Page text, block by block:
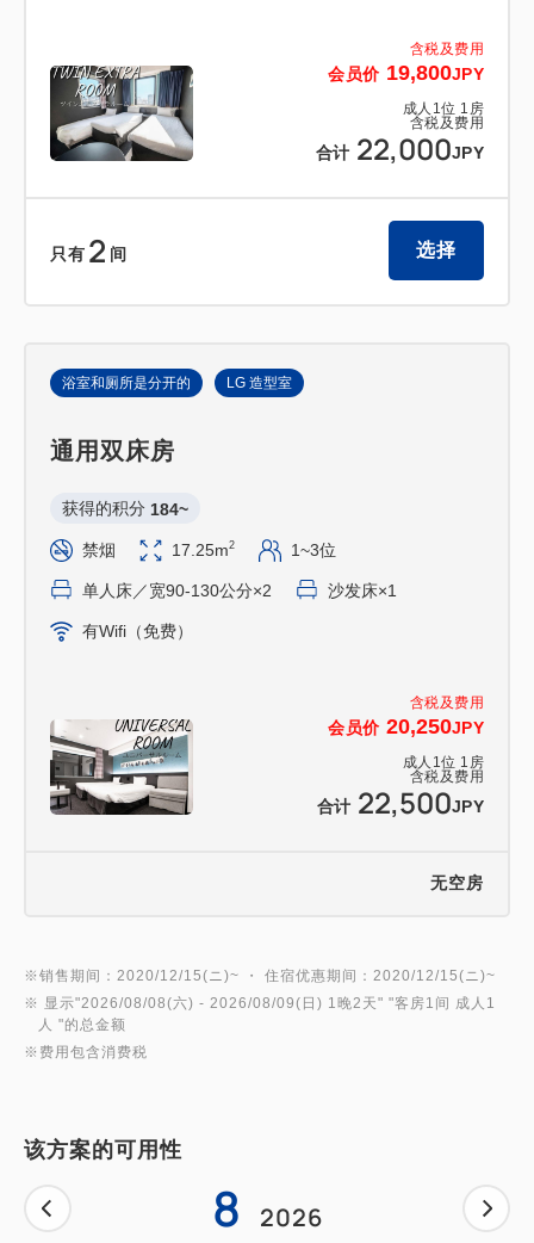
含税及费用
会员价 19,800JPY
成人 1位 1 房
含税及费用
合计 22,000JPY
只有 2 间 选择
含税及费用
会员价 20,250JPY
成人 1位 1 房
含税及费用
合计 22,500JPY
浴室和厕所是分开的 LG 造型室
通用双床房
获得的积分 184~
禁烟 17.25m2 1~3位
单人床／宽90-130公分×2 沙发床×1
有Wifi（免费）
无空房
※销售期间：2020/12/15(ニ)~ ・ 住宿优惠期间：2020/12/15(ニ)~
※ 显示"2026/08/08(六) - 2026/08/09(日) 1晚2天" "客房1间 成人1
人 "的总金额
※费用包含消费税
该方案的可用性
8 2026